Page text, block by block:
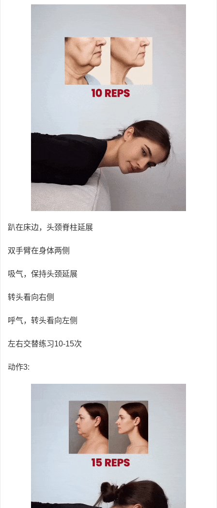
趴在床边，头颈脊柱延展
双手臂在身体两侧
吸气，保持头颈延展
转头看向右侧
呼气，转头看向左侧
左右交替练习10-15次
动作3: